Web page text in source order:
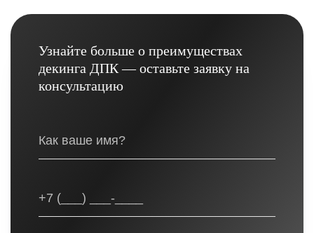
Узнайте больше о преимуществах
декинга ДПК — оставьте заявку на
консультацию